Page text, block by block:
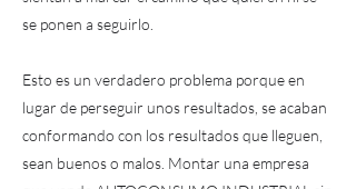
se ponen a seguirlo.
Esto es un verdadero problema porque en
lugar de perseguir unos resultados, se acaban
conformando con los resultados que lleguen,
sean buenos o malos. Montar una empresa